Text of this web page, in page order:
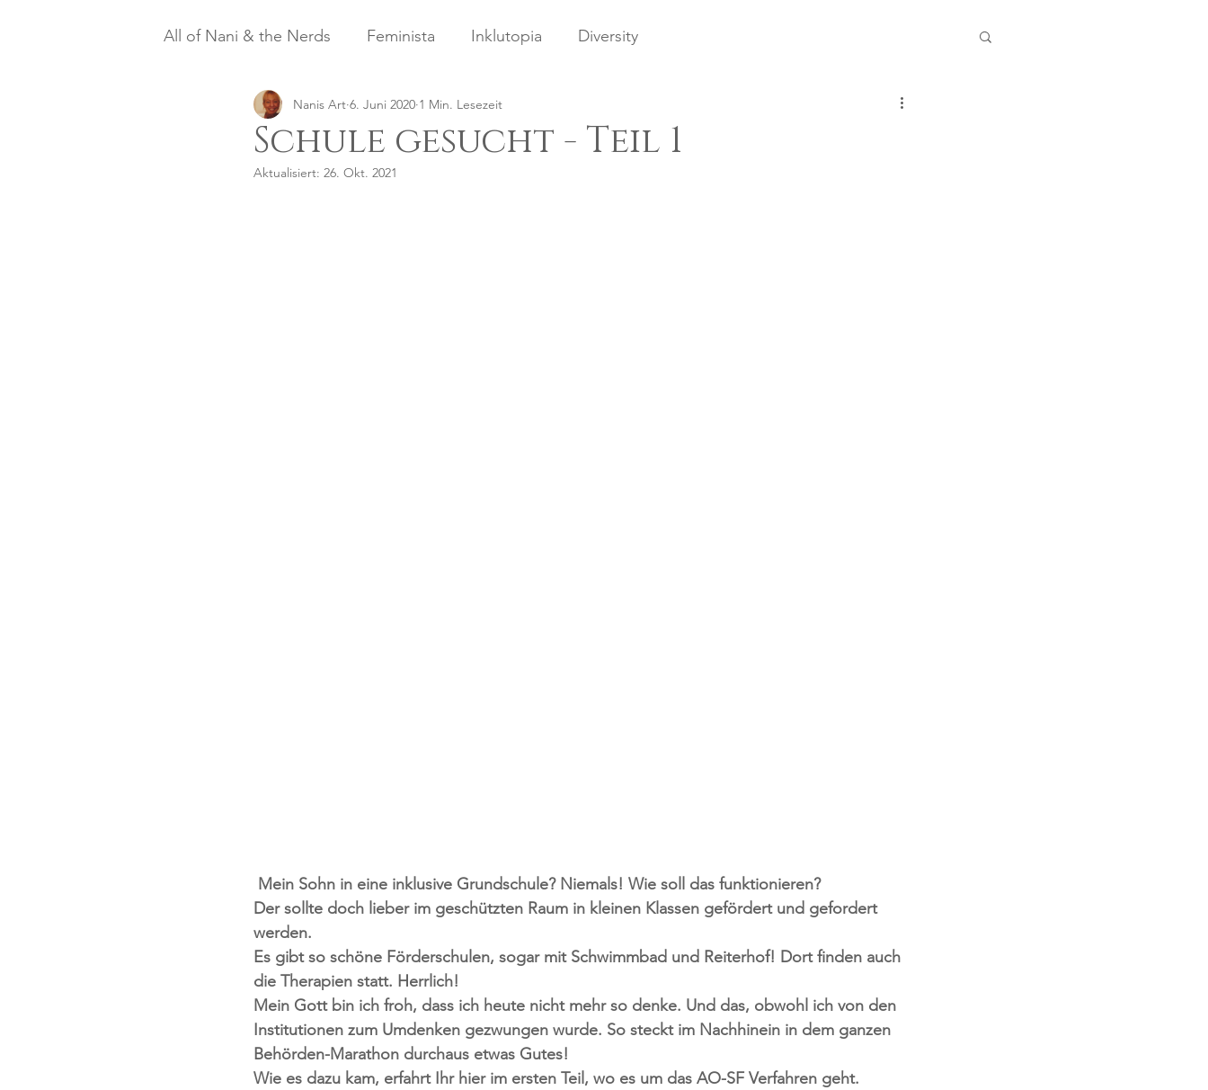
All of Nani & the Nerds Feminista Inklutopia Diversity
Schule gesucht - Teil 1
Nanis Art 6. Juni 2020 1 Min. Lesezeit
Aktualisiert: 26. Okt. 2021
Mein Sohn in eine inklusive Grundschule? Niemals! Wie soll das funktionieren?
Der sollte doch lieber im geschützten Raum in kleinen Klassen gefördert und gefordert
werden.
Es gibt so schöne Förderschulen, sogar mit Schwimmbad und Reiterhof! Dort finden auch
die Therapien statt. Herrlich!
Mein Gott bin ich froh, dass ich heute nicht mehr so denke. Und das, obwohl ich von den
Institutionen zum Umdenken gezwungen wurde. So steckt im Nachhinein in dem ganzen
Behörden-Marathon durchaus etwas Gutes!
Wie es dazu kam, erfahrt Ihr hier im ersten Teil, wo es um das AO-SF Verfahren geht.